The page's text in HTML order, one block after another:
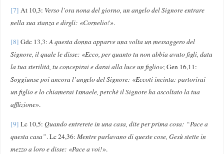
[7] At 10,3: Verso l’ora nona del giorno, un angelo del Signore entrare
nella sua stanza e dirgli: «Cornelio!».
[8] Gdc 13,3:A questa donna apparve una volta un messaggero del
Signore, il quale le disse: «Ecco, per quanto tu non abbia avuto figli, data
la tua sterilità, tu concepirai e darai alla luce un figlio»; Gen 16,11:
Soggiunse poi ancora l’angelo del Signore: «Eccoti incinta: partorirai
un figlio e lo chiamerai Ismaele, perché il Signore ha ascoltato la tua
afflizione».
[9] Lc 10,5:Quando entrerete in una casa, dite per prima cosa: “Pace a
questa casa”. Lc 24,36:Mentre parlavano di queste cose, Gesù stette in
mezzo a loro e disse: «Pace a voi!».